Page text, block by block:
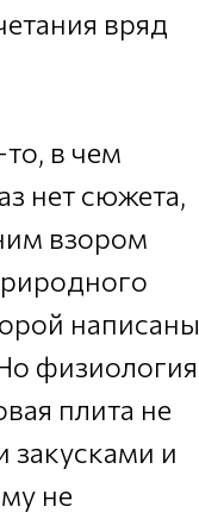
вряд
в чем
нет сюжета,
взором
написаны
физиология
плита не
закусками и
не